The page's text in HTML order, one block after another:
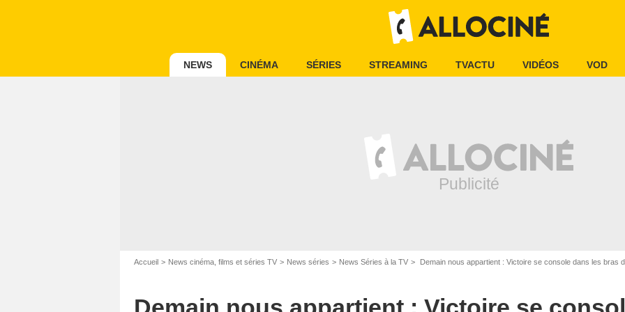
NEWS CINÉMA SÉRIES STREAMING TVACTU VIDÉOS VOD
Accueil News cinéma, films et séries TV News séries News Séries à la TV Demain nous appartient : Victoire se console dans les bras